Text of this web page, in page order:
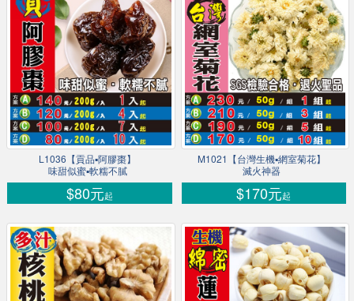
L1036【貢品▪阿膠棗】
味甜似蜜▪軟糯不膩
$80元起
M1021【台灣生機▪網室菊花】
滅火神器
$170元起